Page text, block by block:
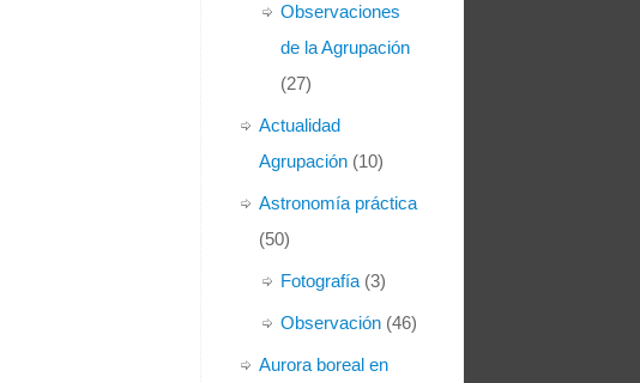
Observaciones
de la Agrupación
(27)
Actualidad
Agrupación (10)
Astronomía práctica
(50)
Fotografía (3)
Observación (46)
Aurora boreal en